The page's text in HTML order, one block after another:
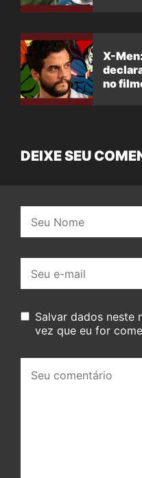
X-
no
DEIXE SEU
mail:
Salvar dados neste
vez que eu for
comentário: